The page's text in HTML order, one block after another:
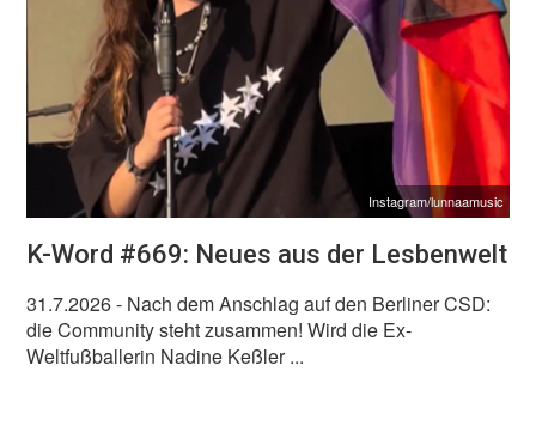
Instagram/lunnaamusic
K-Word #669: Neues aus der Lesbenwelt
31.7.2026- Nach dem Anschlag auf den Berliner CSD:
die Community steht zusammen! Wird die Ex-
Weltfußballerin Nadine Keßler ...